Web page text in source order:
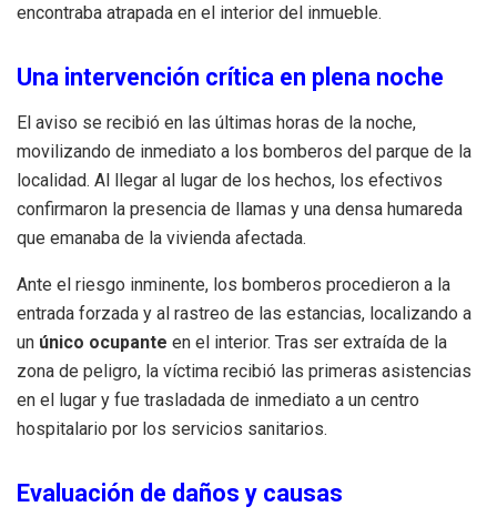
encontraba atrapada en el interior del inmueble.
Una intervención crítica en plena noche
El aviso se recibió en las últimas horas de la noche,
movilizando de inmediato a los bomberos del parque de la
localidad. Al llegar al lugar de los hechos, los efectivos
confirmaron la presencia de llamas y una densa humareda
que emanaba de la vivienda afectada.
Ante el riesgo inminente, los bomberos procedieron a la
entrada forzada y al rastreo de las estancias, localizando a
un único ocupante en el interior. Tras ser extraída de la
zona de peligro, la víctima recibió las primeras asistencias
en el lugar y fue trasladada de inmediato a un centro
hospitalario por los servicios sanitarios.
Evaluación de daños y causas